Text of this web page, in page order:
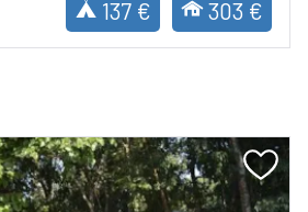
137 € 303 €